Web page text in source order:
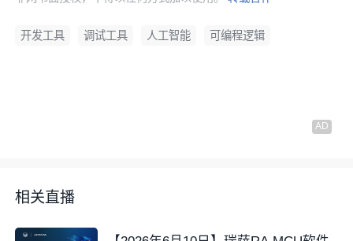
开发工具 调试工具 人工智能 可编程逻辑
相关直播